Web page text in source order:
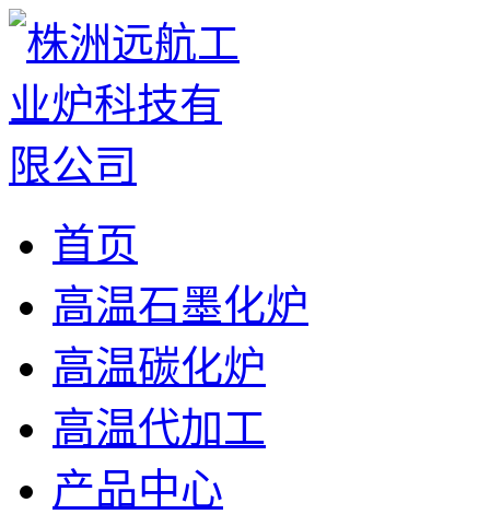
首页
高温石墨化炉
高温碳化炉
高温代加工
产品中心